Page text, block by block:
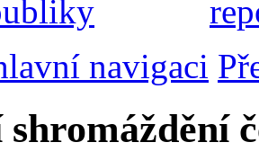
navigaci